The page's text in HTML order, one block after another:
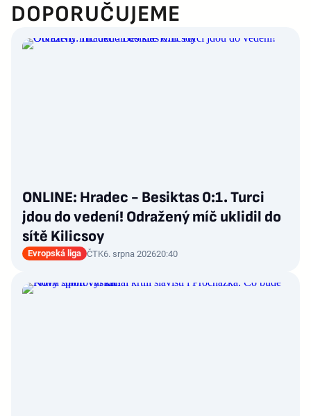
DOPORUČUJEME
ONLINE: Hradec - Besiktas 0:1. Turci
jdou do vedení! Odražený míč uklidil do
sítě Kilicsoy
Evropská liga ČTK6. srpna 202620:40